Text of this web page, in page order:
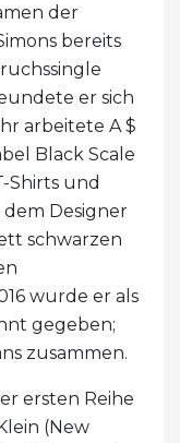
der
bereits
er sich
arbeitete A $
Black Scale
Shirts und
Designer
schwarzen
wurde er als
gegeben;
zusammen.
ersten Reihe
(New